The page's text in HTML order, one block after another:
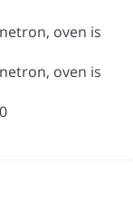
oven is
oven is
0